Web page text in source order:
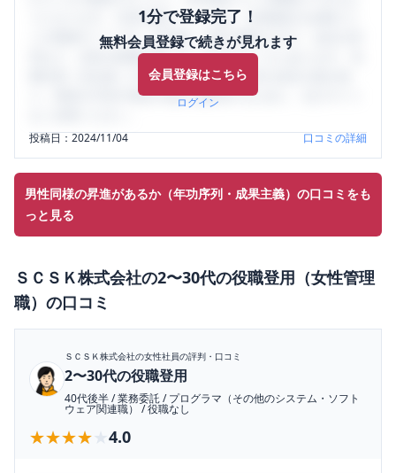
1分で登録完了！
無料会員登録で続きが見れます
会員登録はこちら
ログイン
うになります。SHEHUB(シーハブ)は、女性限定の企業口コ
ミの投稿サイトです。給与面・女性の働きやすさ・会社の評
判など、女性の転職は気にすべき点がたくさんあります。先
輩社員（元社員）の口コミを通して、本当の会社の姿を知
り、将来の不安や現在の悩みを解消するために、ぜひサイト
投稿日：2024/11/04 口コミの詳細
男性同様の昇進があるか（年功序列・成果主義）の口コミをも
っと見る
ＳＣＳＫ株式会社の2〜30代の役職登用（女性管理
職） の口コミ
ＳＣＳＫ株式会社の女性社員の評判・口コミ
2〜30代の役職登用
40代後半/業務委託/プログラマ（その他のシステム・ソフト
ウェア関連職）/役職なし
★★★★★
★★★★★ 4.0